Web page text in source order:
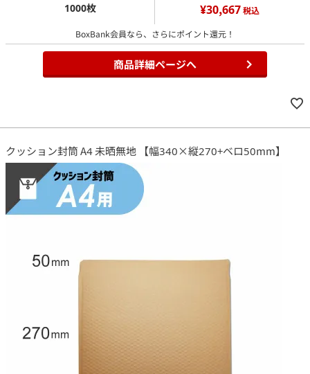
1000枚 ¥30,667税込
BoxBank会員なら、さらにポイント還元！
商品詳細ページへ
クッション封筒 A4 未晒無地 【幅340×縦270+ベロ50mm】